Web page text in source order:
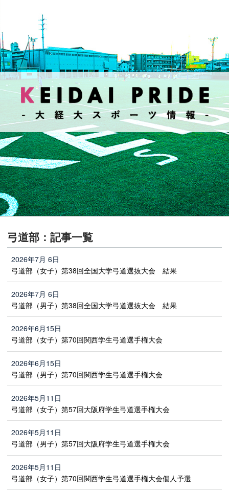
弓道部：記事一覧
2026年7月 6日
弓道部（女子）第38回全国大学弓道選抜大会 結果
2026年7月 6日
弓道部（男子）第38回全国大学弓道選抜大会 結果
2026年6月15日
弓道部（女子）第70回関西学生弓道選手権大会
2026年6月15日
弓道部（男子）第70回関西学生弓道選手権大会
2026年5月11日
弓道部（女子）第57回大阪府学生弓道選手権大会
2026年5月11日
弓道部（男子）第57回大阪府学生弓道選手権大会
2026年5月11日
弓道部（女子）第70回関西学生弓道選手権大会個人予選